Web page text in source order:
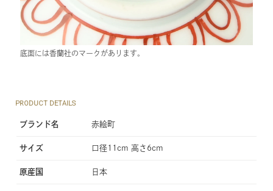
底面には香蘭社のマークがあります。
PRODUCT DETAILS
ブランド名 赤絵町
サイズ 口径11cm 高さ6cm
原産国 日本